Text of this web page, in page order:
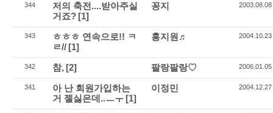
344
저의 축전....받아주실
거죠? [1]
꽁지 2003.08.08
343
ㅎㅎㅎ 연속으로!! ㅋ
ㄹ// [1]
홍지원♬ 2004.10.23
342 참, [2] 팔랑팔랑♡ 2006.01.05
341
아 난 회원가입하는
거 젤싫은데..ㅡㅜ [1]
이정민 2004.12.27